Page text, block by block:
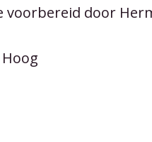
voorbereid door